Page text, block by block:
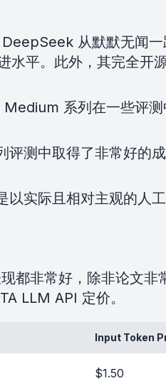
从默默无闻
平。此外，其完全开
系列在一些评
测中取得了非常好的
实际且相对主观的人
都非常好，除非论文
LLM API 定价。
Input Token
$1.50